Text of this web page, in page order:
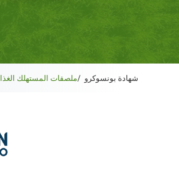
ملصقات المستهلك/ شهادة بونسوكرو